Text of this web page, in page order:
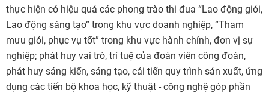
thực hiện có hiệu quả các phong trào thi đua “Lao động giỏi,
Lao động sáng tạo” trong khu vực doanh nghiệp, “Tham
mưu giỏi, phục vụ tốt” trong khu vực hành chính, đơn vị sự
nghiệp; phát huy vai trò, trí tuệ của đoàn viên công đoàn,
phát huy sáng kiến, sáng tạo, cải tiến quy trình sản xuất, ứng
dụng các tiến bộ khoa học, kỹ thuật - công nghệ góp phần